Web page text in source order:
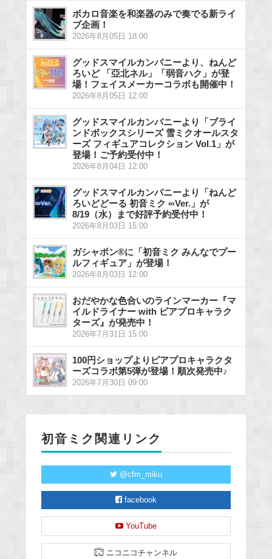
ボカロ音楽を和楽器のみで奏でる新ライ
ブ企画！
2026年8月05日 18:00
グッドスマイルカンパニーより、ねんど
ろいど 「亞北ネル」「弱音ハク」が登
場！フェイスメーカーコラボも開催中！
2026年8月05日 12:00
グッドスマイルカンパニーより「ブライ
ンドボックスシリーズ 雪ミクオールスタ
ーズ フィギュアコレクション Vol.1」が
登場！ご予約受付中！
2026年8月04日 12:00
グッドスマイルカンパニーより「ねんど
ろいどどーる 初音ミク ∞Ver.」が
8/19（水）まで好評予約受付中！
2026年8月03日 15:00
ガシャポン®に「初音ミク みんなでプー
ルフィギュア」が登場！
2026年8月03日 12:00
おだやかな色合いのラインマーカー『マ
イルドライナー with ピアプロキャラク
ターズ』が発売中！
2026年7月31日 15:00
100円ショップよりピアプロキャラクタ
ーズコラボ第5弾が登場！順次発売中♪
2026年7月30日 09:00
初音ミク関連リンク
@cfm_miku
facebook
YouTube
ニコニコチャンネル